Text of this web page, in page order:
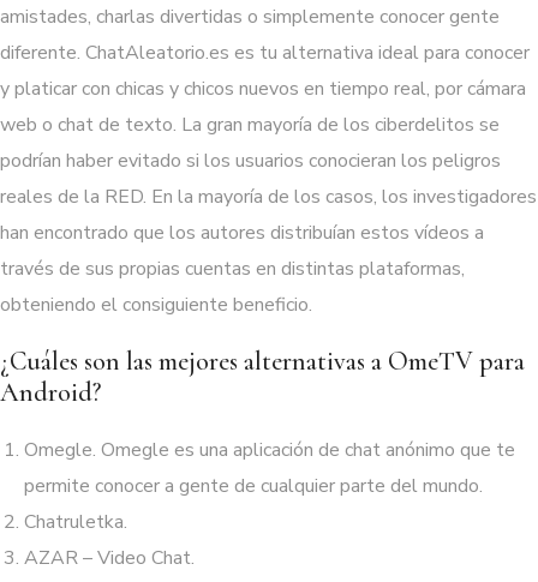
amistades, charlas divertidas o simplemente conocer gente
diferente. ChatAleatorio.es es tu alternativa ideal para conocer
y platicar con chicas y chicos nuevos en tiempo real, por cámara
web o chat de texto. La gran mayoría de los ciberdelitos se
podrían haber evitado si los usuarios conocieran los peligros
reales de la RED. En la mayoría de los casos, los investigadores
han encontrado que los autores distribuían estos vídeos a
través de sus propias cuentas en distintas plataformas,
obteniendo el consiguiente beneficio.
¿Cuáles son las mejores alternativas a OmeTV para
Android?
Omegle. Omegle es una aplicación de chat anónimo que te
permite conocer a gente de cualquier parte del mundo.
Chatruletka.
AZAR – Video Chat.